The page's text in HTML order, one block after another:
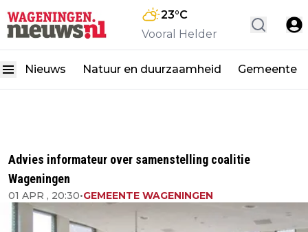
23°C
Vooral Helder
Nieuws Natuur en duurzaamheid Gemeente
Advies informateur over samenstelling coalitie
Wageningen
01 APR , 20:30•GEMEENTE WAGENINGEN